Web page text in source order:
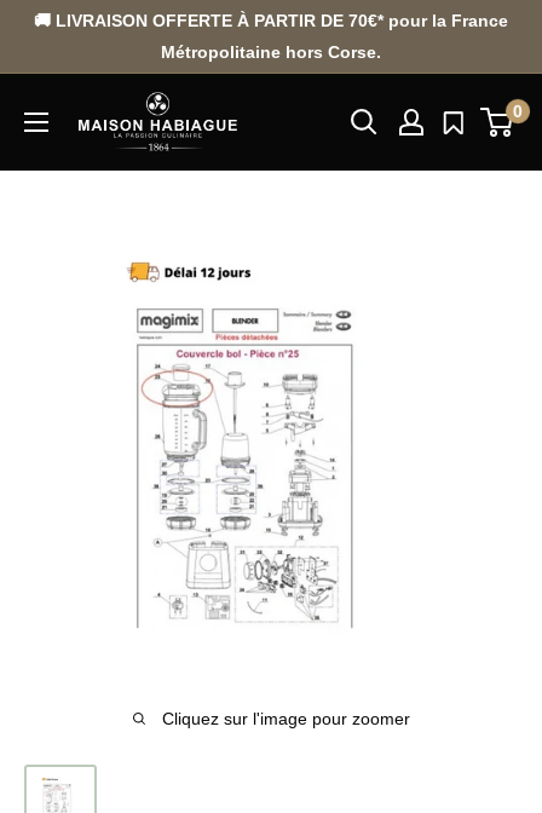
Passer🚚 LIVRAISON OFFERTE À PARTIR DE 70€* pour la France
Métropolitaine hors Corse.
0
Cliquez sur l'image pour zoomer